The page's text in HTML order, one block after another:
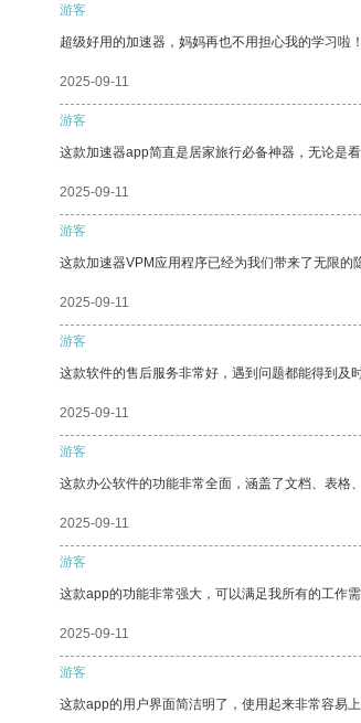
游客
超级好用的加速器，妈妈再也不用担心我的学习啦！
2025-09-11
游客
这款加速器app简直是居家旅行必备神器，无论是
2025-09-11
游客
这款加速器VPM应用程序已经为我们带来了无限的
2025-09-11
游客
这款软件的售后服务非常好，遇到问题都能得到及时
2025-09-11
游客
这款办公软件的功能非常全面，涵盖了文档、表格
2025-09-11
游客
这款app的功能非常强大，可以满足我所有的工作
2025-09-11
游客
这款app的用户界面简洁明了，使用起来非常容易